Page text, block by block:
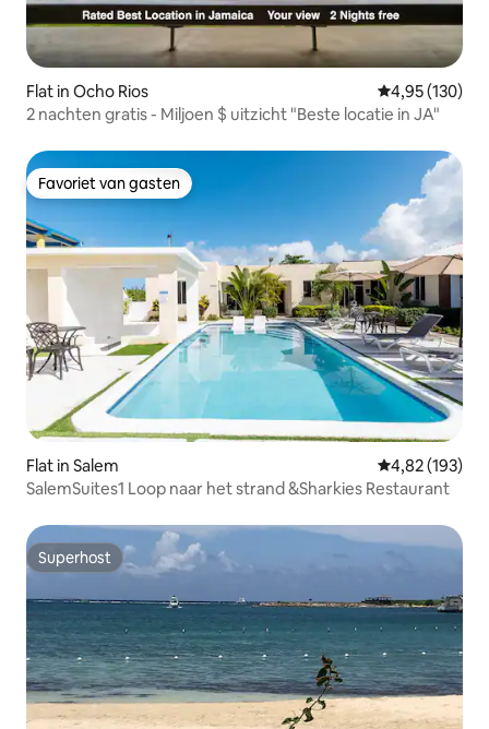
Flat in Ocho Rios Gemiddelde
4,95 (130)
2 nachten gratis - Miljoen $ uitzicht "Beste locatie in JA"
Favoriet van gasten
Favoriet van gasten
Flat in Salem Gemiddelde
4,82 (193)
SalemSuites1 Loop naar het strand &Sharkies Restaurant
Superhost
Superhost